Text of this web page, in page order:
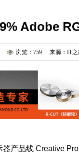
Adobe
浏览：759 来源：IT之
产品线 Creative